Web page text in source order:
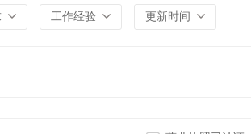
工作经验 更新时间